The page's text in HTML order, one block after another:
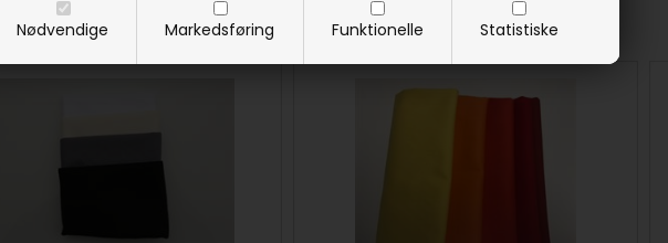
Nødvendige Markedsføring Funktionelle Statistiske